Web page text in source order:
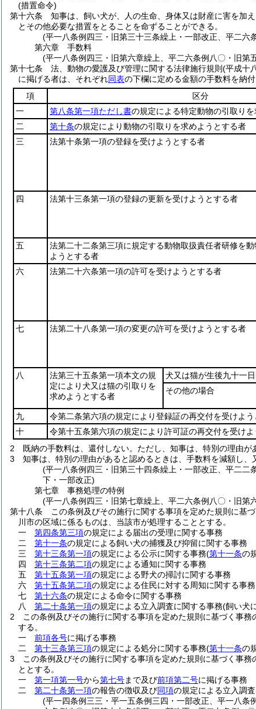
(措置命令)
第十六条
知事は、飼い犬が、人の生命、身体又は財産に害を加
とその他必要な措置をとることを命ずることができる。
(平一八条例四三・旧第三十三条繰上・一部改正、平二六
第六章
手数料
(平一八条例四三・旧第六章繰上、平二六条例八〇・旧第
第十七条
法、動物の愛護及び管理に関する法律施行規則 (平成十
に掲げる者は、それぞれ同表の下欄に定める金額の手数料を納付
項
区分
一
第八条第一項ただし書の規定による特定動物の引取り
二
第十条の規定により動物の引取りを求めようとする者
三
法第十条第一項の登録を受けようとする者
四
法第十三条第一項の登録の更新を受けようとする者
五
法第二十二条第三項に規定する動物取扱責任者研修を
ようとする者
六 法第二十六条第一項の許可を受けようとする者
七
法第二十八条第一項の変更の許可を受けようとする者
八
法第三十五条第一項本文の規
定により犬又は猫の引取りを
求めようとする者
犬又は猫が生後九十一
その他の場合
九
令第二条第六項の規定により登録証の再交付を受けよ
十
令第十五条第六項の規定により許可証の再交付を受け
2
既納の手数料は、還付しない。 ただし、知事は、特別の理由が
3
知事は、特別の理由があると認めるときは、手数料を減額し、
(平一八条例四三・旧第三十四条繰上・一部改正、平二
下・一部改正)
第七章
事務処理の特例
(平一八条例四三・旧第七章繰上、平二六条例八〇・旧第
第十八条
この条例及びその施行に関する事項を定めた規則に基
川市の区域に係るものは、当該市が処理することとする。
一
第四条第三項の規定による届出の受理に関する事務
二
第十一条の規定による飼い犬の捕獲及び抑留に関する事務
三
第十三条第一項の規定による公示に関する事務(第十一条の
四
第十三条第二項の規定による通知に関する事務
五
第十五条第一項の規定による野犬の掃討に関する事務
六
第十五条第二項の規定による住民に対する周知に関する事務
七
第十六条の規定による命令に関する事務
八
第二十条第一項の規定による立入調査に関する事務(飼い犬
2
この条例及びその施行に関する事項を定めた規則に基づく事
する。
一
前項各号に掲げる事務
二
第十三条第三項の規定による処分に関する事務(第十一条の
3
この条例及びその施行に関する事項を定めた規則に基づく事
ととする。
一
第一項第一号から第七号まで及び前項第二号に掲げる事務
二
第二十条第一項の報告の徴収及び同項の規定による立入調
(平一四条例三三・平一五条例三四・一部改正、平一八